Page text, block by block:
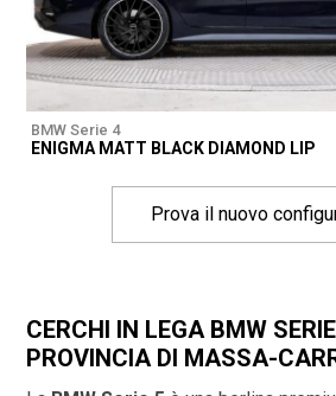
BMW Serie 4
ENIGMA MATT BLACK DIAMOND LIP
Prova il nuovo
CERCHI IN LEGA BMW
PROVINCIA DI MASSA-